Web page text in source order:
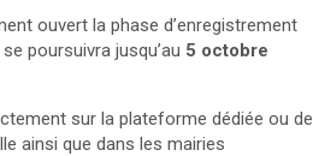
ouvert la phase d’enregistrement
poursuivra jusqu’au 5 octobre
sur la plateforme dédiée ou de
ainsi que dans les mairies